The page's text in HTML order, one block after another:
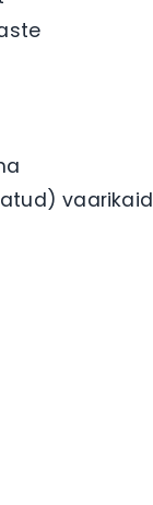
vaarikaid